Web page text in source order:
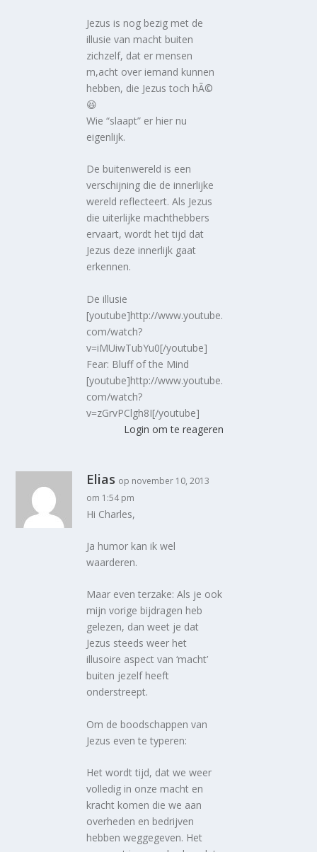
Jezus is nog bezig met de
illusie van macht buiten
zichzelf, dat er mensen
m,acht over iemand kunnen
hebben, die Jezus toch hÃ©
😆
Wie “slaapt” er hier nu
eigenlijk.
De buitenwereld is een
verschijning die de innerlijke
wereld reflecteert. Als Jezus
die uiterlijke machthebbers
ervaart, wordt het tijd dat
Jezus deze innerlijk gaat
erkennen.
De illusie
[youtube]http://www.youtube.
com/watch?
v=iMUiwTubYu0[/youtube]
Fear: Bluff of the Mind
[youtube]http://www.youtube.
com/watch?
v=zGrvPClgh8I[/youtube]
Login om te reageren
Elias op november 10, 2013
om 1:54 pm
Hi Charles,
Ja humor kan ik wel
waarderen.
Maar even terzake: Als je ook
mijn vorige bijdragen heb
gelezen, dan weet je dat
Jezus steeds weer het
illusoire aspect van ‘macht’
buiten jezelf heeft
onderstreept.
Om de boodschappen van
Jezus even te typeren:
Het wordt tijd, dat we weer
volledig in onze macht en
kracht komen die we aan
overheden en bedrijven
hebben weggegeven. Het